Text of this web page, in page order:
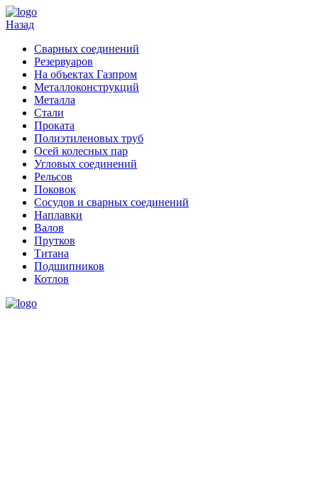
Назад
Cварных соединений
Резервуаров
На объектах Газпром
Металлоконструкций
Металла
Стали
Проката
Полиэтиленовых труб
Осей колесных пар
Угловых соединений
Рельсов
Поковок
Сосудов и сварных соединений
Наплавки
Валов
Прутков
Титана
Подшипников
Котлов